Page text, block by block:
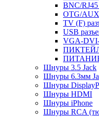
BNC/
OTG/AUX
TV (F)
USB
VGA-
ПИТАНИЕ
Шнуры 3.5 Jack
Шнуры 6.3мм
Шнуры
Шнуры HDMI
Шнуры iPhone
Шнуры RCA